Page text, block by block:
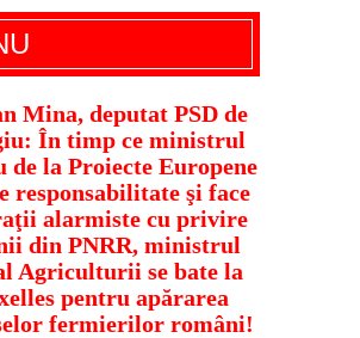
Pe Surse – actualitate giurgiu,
giurgiu, stiri politice, social
editoriale giurgiu, dezvaluiri,
soc, cancan, stiri locale
Mina, deputat PSD de
În timp ce ministrul
de la Proiecte Europene
responsabilitate şi face
alarmiste cu privire
din PNRR, ministrul
Agriculturii se bate la
pentru apărarea
fermierilor români!